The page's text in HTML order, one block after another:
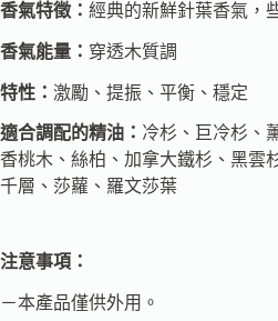
香氣特徵： 經典的新鮮針葉香氣，
香氣能量： 穿透木質調
特性： 激勵、提振、平衡、穩定
適合調配的精油： 冷杉、巨冷杉、
香桃木、絲柏、加拿大鐵杉、黑雲
千層、莎蘿、羅文莎葉
注意事項：
－本產品僅供外用。